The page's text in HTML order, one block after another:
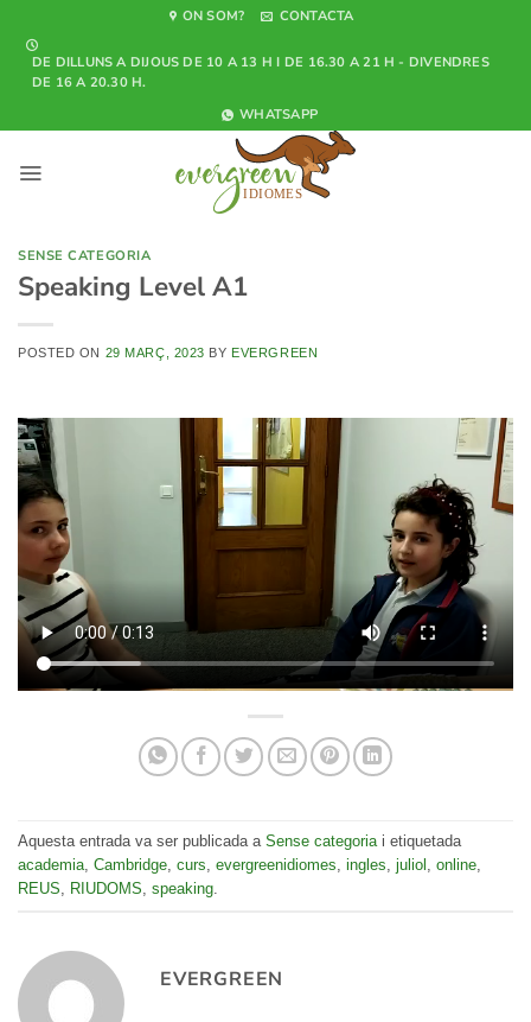
content
ON SOM? CONTACTA
DE DILLUNS A DIJOUS DE 10 A 13 H I DE 16.30 A 21 H - DIVENDRES
DE 16 A 20.30 H.
WHATSAPP
SENSE CATEGORIA
Speaking Level A1
POSTED ON 29 MARÇ, 2023 BY EVERGREEN
Aquesta entrada va ser publicada a Sense categoria i etiquetada
academia Cambridge curs evergreenidiomes ingles juliol online
REUS
RIUDOMS speaking
EVERGREEN